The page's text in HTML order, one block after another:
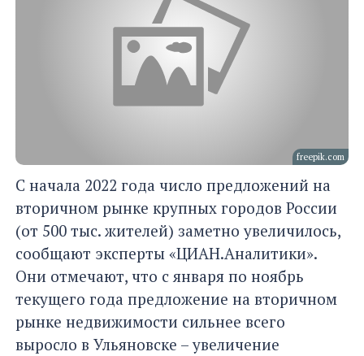
freepik.com
С начала 2022 года число предложений на
вторичном рынке крупных городов России
(от 500 тыс. жителей) заметно увеличилось,
сообщают эксперты «ЦИАН.Аналитики».
Они отмечают, что с января по ноябрь
текущего года предложение на вторичном
рынке недвижимости сильнее всего
выросло в Ульяновске – увеличение